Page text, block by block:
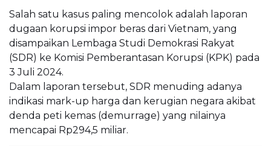
Salah satu kasus paling mencolok adalah laporan
dugaan korupsi impor beras dari Vietnam, yang
disampaikan Lembaga Studi Demokrasi Rakyat
(SDR) ke Komisi Pemberantasan Korupsi (KPK) pada
3 Juli 2024.
Dalam laporan tersebut, SDR menuding adanya
indikasi mark-up harga dan kerugian negara akibat
denda peti kemas (demurrage) yang nilainya
mencapai Rp294,5 miliar.